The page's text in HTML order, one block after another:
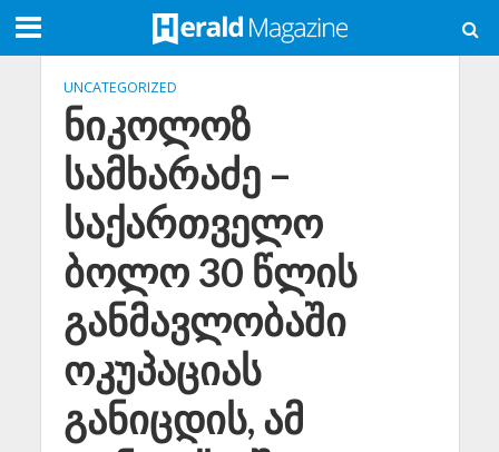
UNCATEGORIZED
ნიკოლოზ
სამხარაძე –
საქართველო
ბოლო 30 წლის
განმავლობაში
ოკუპაციას
განიცდის, ამ